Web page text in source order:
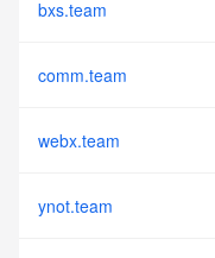
bxs.team
comm.team
webx.team
ynot.team